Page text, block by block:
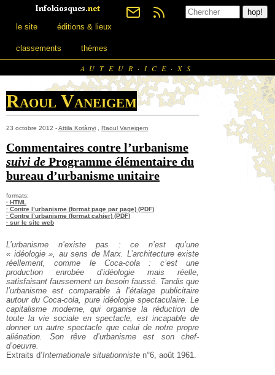
le site éditions & lieux
classements thèmes
AUTEUR·ICE·XS
Raoul Vaneigem
23 octobre 2012 -Attila Kotànyi Raoul Vaneigem
Commentaires contre l’urbanisme
suivi de Programme élémentaire du
bureau d’urbanisme unitaire
formats:
· HTML
· Contre l’urbanisme (format page par page) (PDF)
· Contre l’urbanisme (format cahier) (PDF)
· sur le site web
L’urbanisme n’existe pas : ce n’est qu’une
« idéologie », au sens de Marx. L’architecture existe
réellement, comme le Coca-cola : c’est une
production enrobée d’idéologie mais réelle,
satisfaisant faussement un besoin faussé. Tandis que
l’urbanisme est comparable à l’étalage publicitaire
autour du Coca-cola, pure idéologie spectaculaire. Le
capitalisme moderne, qui organise la réduction de
toute la vie sociale en spectacle, est incapable de
donner un autre spectacle que celui de notre propre
aliénation. Son rêve d’urbanisme est son chef-
d’oeuvre.
Extraits d’Internationale situationniste n°6, août 1961.